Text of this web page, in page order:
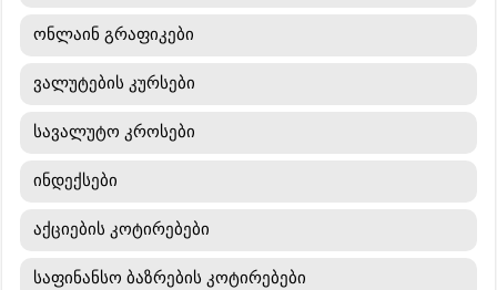
ონლაინ გრაფიკები
ვალუტების კურსები
სავალუტო კროსები
ინდექსები
აქციების კოტირებები
საფინანსო ბაზრების კოტირებები